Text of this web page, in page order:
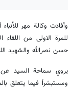
وأفادت وکالة مهر
للمرة الاولی من
حسن نصرالله والشهید
يروي سماحة السيد عن
ومستبشراً فيما يتعلق